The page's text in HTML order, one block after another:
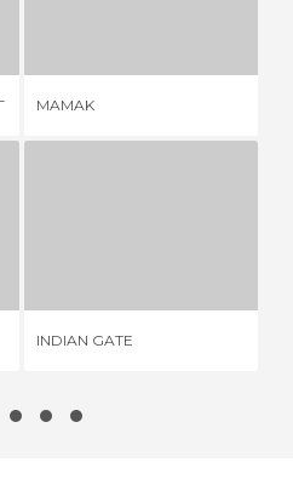
MAMAK
INDIAN GATE